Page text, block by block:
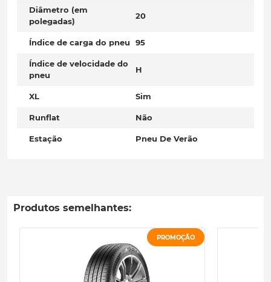
Diâmetro (em
polegadas)
20
Índice de carga do pneu 95
Índice de velocidade do
pneu
H
XL Sim
Runflat Não
Estação Pneu De Verão
Produtos semelhantes:
PROMOÇÃO